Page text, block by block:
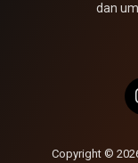
dan
Copyright ©